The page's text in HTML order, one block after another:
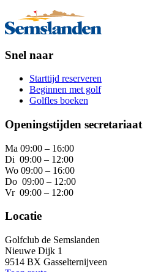
Snel naar
Starttijd reserveren
Beginnen met golf
Golfles boeken
Openingstijden secretariaat
Ma 09:00 – 16:00
Di 09:00 – 12:00
Wo 09:00 – 16:00
Do 09:00 – 12:00
Vr 09:00 – 12:00
Locatie
Golfclub de Semslanden
Nieuwe Dijk 1
9514 BX Gasselternijveen